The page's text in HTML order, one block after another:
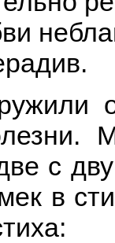
с
в